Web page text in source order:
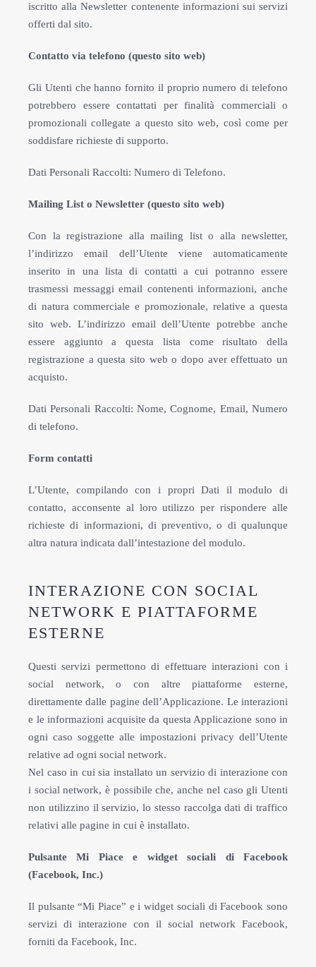
iscritto alla Newsletter contenente informazioni sui servizi
offerti dal sito.
Contatto via telefono (questo sito web)
Gli Utenti che hanno fornito il proprio numero di telefono
potrebbero essere contattati per finalità commerciali o
promozionali collegate a questo sito web, così come per
soddisfare richieste di supporto.
Dati Personali Raccolti: Numero di Telefono.
Mailing List o Newsletter (questo sito web)
Con la registrazione alla mailing list o alla newsletter,
l’indirizzo email dell’Utente viene automaticamente
inserito in una lista di contatti a cui potranno essere
trasmessi messaggi email contenenti informazioni, anche
di natura commerciale e promozionale, relative a questa
sito web. L’indirizzo email dell’Utente potrebbe anche
essere aggiunto a questa lista come risultato della
registrazione a questa sito web o dopo aver effettuato un
acquisto.
Dati Personali Raccolti: Nome, Cognome, Email, Numero
di telefono.
Form contatti
L’Utente, compilando con i propri Dati il modulo di
contatto, acconsente al loro utilizzo per rispondere alle
richieste di informazioni, di preventivo, o di qualunque
altra natura indicata dall’intestazione del modulo.
INTERAZIONE CON SOCIAL
NETWORK E PIATTAFORME
ESTERNE
Questi servizi permettono di effettuare interazioni con i
social network, o con altre piattaforme esterne,
direttamente dalle pagine dell’Applicazione. Le interazioni
e le informazioni acquisite da questa Applicazione sono in
ogni caso soggette alle impostazioni privacy dell’Utente
relative ad ogni social network.
Nel caso in cui sia installato un servizio di interazione con
i social network, è possibile che, anche nel caso gli Utenti
non utilizzino il servizio, lo stesso raccolga dati di traffico
relativi alle pagine in cui è installato.
Pulsante Mi Piace e widget sociali di Facebook
(Facebook, Inc.)
Il pulsante “Mi Piace” e i widget sociali di Facebook sono
servizi di interazione con il social network Facebook,
forniti da Facebook, Inc.